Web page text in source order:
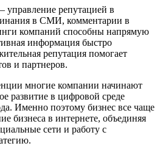
управление репутацией в
в СМИ, комментарии в
компаний способны напрямую
информация быстро
репутация помогает
и партнеров.
многие компании начинают
развитие в цифровой среде
Именно поэтому бизнес все чаще
бизнеса в интернете, объединяя
сети и работу с